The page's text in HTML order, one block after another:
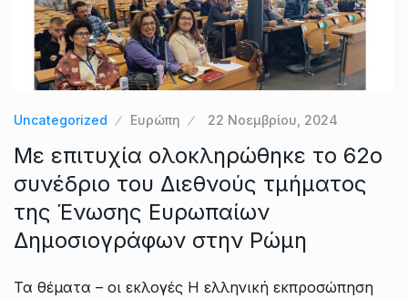
Uncategorized Ευρώπη 22 Νοεμβρίου, 2024
Με επιτυχία ολοκληρώθηκε το 62ο
συνέδριο του Διεθνούς τμήματος
της Ένωσης Ευρωπαίων
Δημοσιογράφων στην Ρώμη
Τα θέματα – οι εκλογές H ελληνική εκπροσώπηση